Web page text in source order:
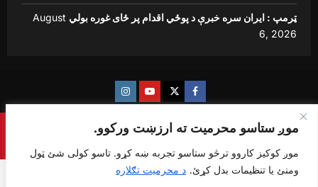
موږ ستاسو محرمیت ته ارزښت ورکوو.
موږ کوکیز کاروو ترڅو ستاسو تجربه ښه کړو. تاسو کولی شئ ټول
ومنئ یا تنظیمات بدل کړئ. د محرمیت تګلاره
ټرمپ : ایران سره خبرې د پوځي اقدام پر ځای غوره بولي August
6, 2026
Facebook
Twitter
Youtube
Instagram
Copyright © {sharq news global} All rights reserved.|